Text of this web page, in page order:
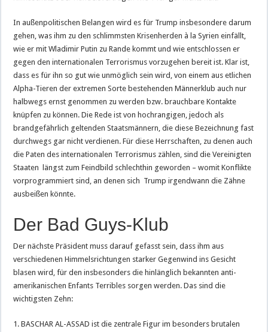
In außenpolitischen Belangen wird es für Trump insbesondere darum
gehen, was ihm zu den schlimmsten Krisenherden à la Syrien einfällt,
wie er mit Wladimir Putin zu Rande kommt und wie entschlossen er
gegen den internationalen Terrorismus vorzugehen bereit ist. Klar ist,
dass es für ihn so gut wie unmöglich sein wird, von einem aus etlichen
Alpha-Tieren der extremen Sorte bestehenden Männerklub auch nur
halbwegs ernst genommen zu werden bzw. brauchbare Kontakte
knüpfen zu können. Die Rede ist von hochrangigen, jedoch als
brandgefährlich geltenden Staatsmännern, die diese Bezeichnung fast
durchwegs gar nicht verdienen. Für diese Herrschaften, zu denen auch
die Paten des internationalen Terrorismus zählen, sind die Vereinigten
Staaten längst zum Feindbild schlechthin geworden – womit Konflikte
vorprogrammiert sind, an denen sich Trump irgendwann die Zähne
ausbeißen könnte.
Der Bad Guys-Klub
Der nächste Präsident muss darauf gefasst sein, dass ihm aus
verschiedenen Himmelsrichtungen starker Gegenwind ins Gesicht
blasen wird, für den insbesonders die hinlänglich bekannten anti-
amerikanischen Enfants Terribles sorgen werden. Das sind die
wichtigsten Zehn:
1. BASCHAR AL-ASSAD ist die zentrale Figur im besonders brutalen